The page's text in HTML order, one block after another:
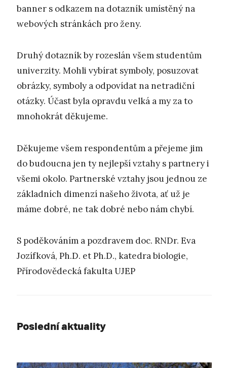
banner s odkazem na dotazník umístěný na
webových stránkách pro ženy.
Druhý dotazník by rozeslán všem studentům
univerzity. Mohli vybírat symboly, posuzovat
obrázky, symboly a odpovídat na netradiční
otázky. Účast byla opravdu velká a my za to
mnohokrát děkujeme.
Děkujeme všem respondentům a přejeme jim
do budoucna jen ty nejlepší vztahy s partnery i
všemi okolo. Partnerské vztahy jsou jednou ze
základních dimenzí našeho života, ať už je
máme dobré, ne tak dobré nebo nám chybí.
S poděkováním a pozdravem doc. RNDr. Eva
Jozífková, Ph.D. et Ph.D., katedra biologie,
Přírodovědecká fakulta UJEP
Poslední aktuality